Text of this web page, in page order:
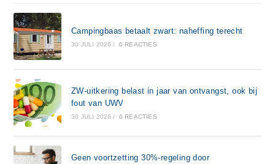
Campingbaas betaalt zwart: naheffing terecht
30 JULI 2026 / 0 REACTIES
ZW-uitkering belast in jaar van ontvangst, ook bij
fout van UWV
30 JULI 2026 / 0 REACTIES
Geen voortzetting 30%-regeling door